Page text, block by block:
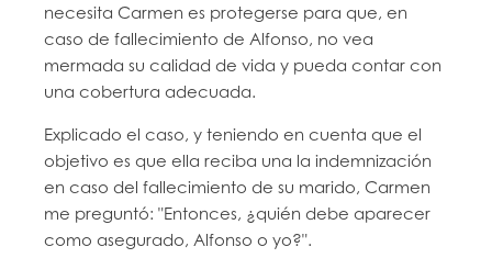
necesita Carmen es protegerse para que, en
caso de fallecimiento de Alfonso, no vea
mermada su calidad de vida y pueda contar con
una cobertura adecuada.
Explicado el caso, y teniendo en cuenta que el
objetivo es que ella reciba una la indemnización
en caso del fallecimiento de su marido, Carmen
me preguntó: "Entonces, ¿quién debe aparecer
como asegurado, Alfonso o yo?".